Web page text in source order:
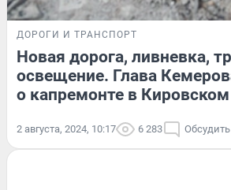
ДОРОГИ И ТРАНСПОРТ
Новая дорога, ливневка,
освещение. Глава
о капремонте в Кировском
2 августа, 2024, 10:17 6 283 Обсудить